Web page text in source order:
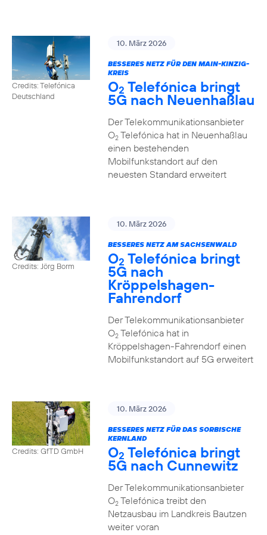
Credits: Telefónica
Deutschland
10. März 2026
BESSERES NETZ FÜR DEN MAIN-KINZIG-
KREIS
O2 Telefónica bringt
5G nach Neuenhaßlau
Der Telekommunikationsanbieter
O2Telefónica hat in Neuenhaßlau
einen bestehenden
Mobilfunkstandort auf den
neuesten Standard erweitert
Credits: Jörg Borm
10. März 2026
BESSERES NETZ AM SACHSENWALD
O2 Telefónica bringt
5G nach
Kröppelshagen-
Fahrendorf
Der Telekommunikationsanbieter
O2Telefónica hat in
Kröppelshagen-Fahrendorf einen
Mobilfunkstandort auf 5G erweitert
Credits: GfTD GmbH
10. März 2026
BESSERES NETZ FÜR DAS SORBISCHE
KERNLAND
O2 Telefónica bringt
5G nach Cunnewitz
Der Telekommunikationsanbieter
O2Telefónica treibt den
Netzausbau im Landkreis Bautzen
weiter voran